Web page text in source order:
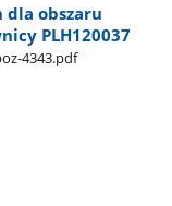
dla obszaru
PLH120037
4343.pdf